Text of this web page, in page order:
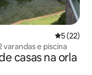
5 de uma
5 (22)
varandas e piscina
casas na orla